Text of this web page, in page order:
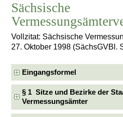
Sächsische
Vollzitat: Sächsische
27. Oktober 1998 (SächsGVBl.
Eingangsformel
§ 1 Sitze und Bezirke der
Vermessungsämter